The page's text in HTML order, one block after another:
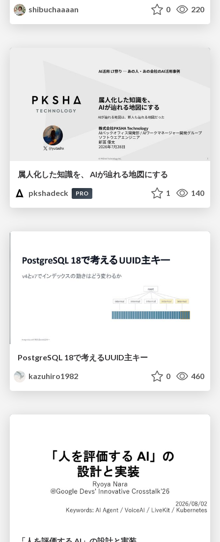
shibuchaaaan
0 220
属人化した知識を、 AIが辿れる地図にする
pkshadeck
PRO 1 140
PostgreSQL 18で考えるUUID主キー
kazuhiro1982
0 460